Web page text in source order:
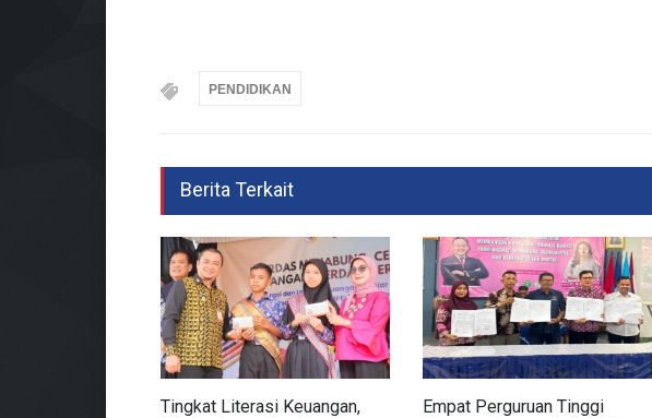
PENDIDIKAN
Berita Terkait
Tingkat Literasi Keuangan,
Empat Perguruan Tinggi